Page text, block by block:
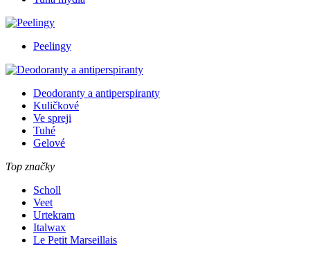
Peelingy
Deodoranty a antiperspiranty
Kuličkové
Ve spreji
Tuhé
Gelové
Top značky
Scholl
Veet
Urtekram
Italwax
Le Petit Marseillais